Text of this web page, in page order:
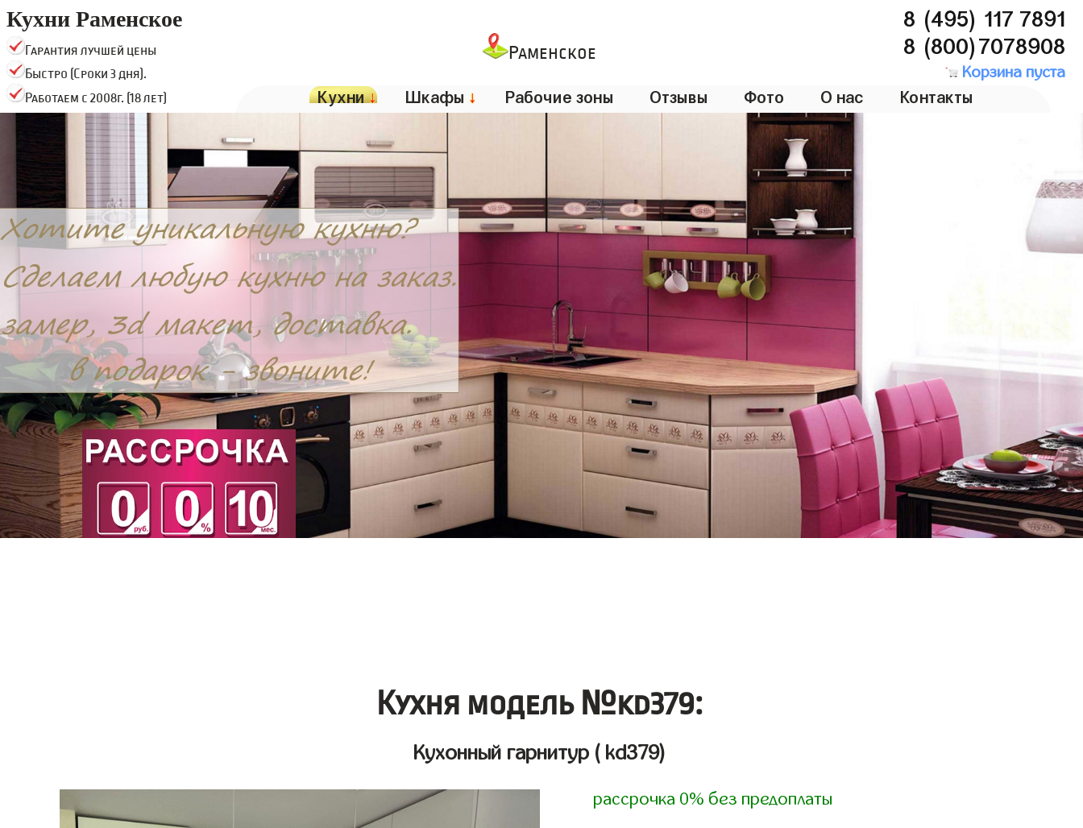
Кухни Раменское
Гарантия лучшей цены
Быстро (Сроки 3 дня).
Работаем с 2008г. (18 лет)
Раменское
8 (495) 117 7891
8 (800)7078908
Корзина пуста
Кухни↓ Шкафы ↓ Рабочие зоны Отзывы Фото О нас Контакты
Кухня модель №kd379:
Кухонный гарнитур ( kd379)
рассрочка 0% без предоплаты